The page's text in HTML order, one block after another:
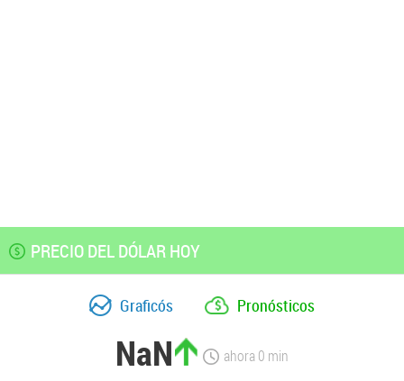
PRECIO DEL DÓLAR HOY
Graficós Pronósticos
NaN ahora0 min